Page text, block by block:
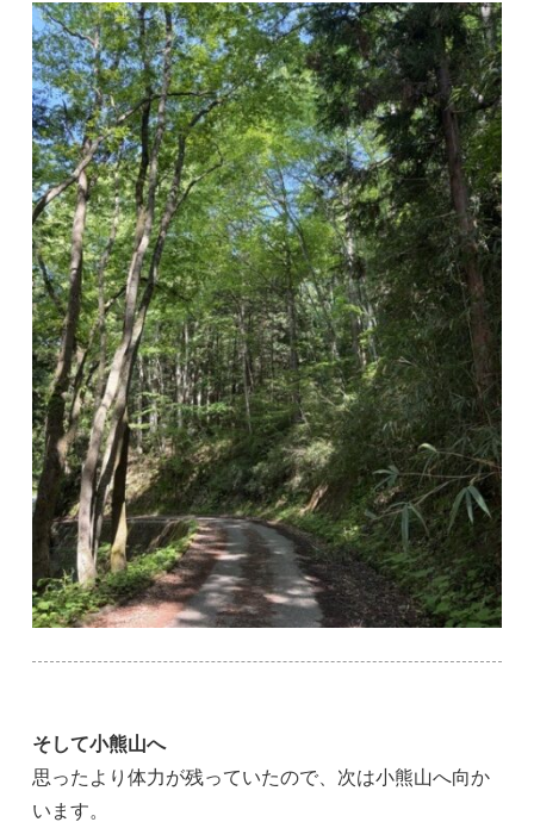
そして小熊山へ
思ったより体力が残っていたので、次は小熊山へ向か
います。